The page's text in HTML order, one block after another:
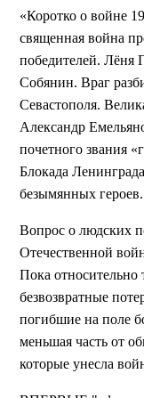
«Коротко о войне
священная война
победителей. Лёня
Собянин. Враг
Севастополя.
Александр
почетного звания
Блокада
безымянных
Вопрос о людских
Отечественной
Пока
безвозвратные
погибшие на поле
меньшая часть от
которые унесла